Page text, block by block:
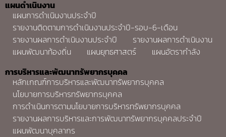
แผนดำเนินงาน
แผนการดำเนินงานประจำปี
รายงานติดตามการดำเนินงานประจำปี-รอบ-6-เดือน
รายงานผลการดำเนินงานประจำปี
รายงานผลการดำเนินงาน
แผนพัฒนาท้องถิ่น
แผนยุทธศาสตร์
แผนอัตรากำลัง
การบริหารและพัฒนาทรัพยากรบุคคล
หลักเกณฑ์การบริหารและพัฒนาทรัพยากรบุคคล
นโยบายการบริหารทรัพยากรบุคคล
การดำเนินการตามนโยบายการบริหารทรัพยากรบุคคล
รายงานผลการบริหารและการพัฒนาทรัพยากรบุคคลประจำปี
แผนพัฒนาบุคลากร